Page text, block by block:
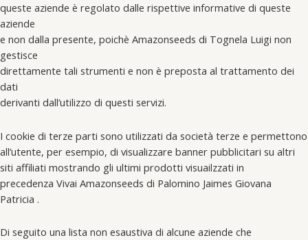
queste aziende è regolato dalle rispettive informative di queste
aziende
e non dalla presente, poichè Amazonseeds di Tognela Luigi non
gestisce
direttamente tali strumenti e non è preposta al trattamento dei
dati
derivanti dall’utilizzo di questi servizi.
I cookie di terze parti sono utilizzati da società terze e permettono
all’utente, per esempio, di visualizzare banner pubblicitari su altri
siti affiliati mostrando gli ultimi prodotti visuailzzati in
precedenza Vivai Amazonseeds di Palomino Jaimes Giovana
Patricia .
Di seguito una lista non esaustiva di alcune aziende che